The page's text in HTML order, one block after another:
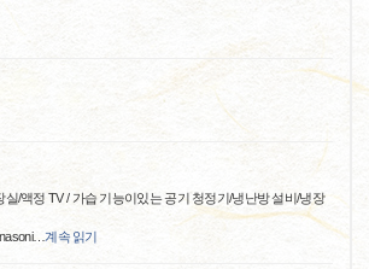
실/액정 TV / 가습 기능이있는 공기 청정기/냉난방 설비/냉장
… 계속 읽기